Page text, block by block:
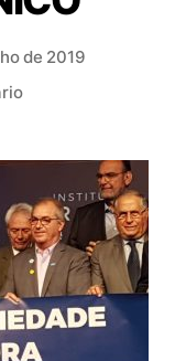
de 2019